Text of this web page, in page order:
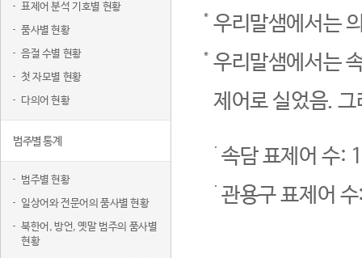
표제어 분석 기호별 현황
품사별 현황
음절 수별 현황
첫 자모별 현황
다의어 현황
범주별 통계
범주별 현황
일상어와 전문어의 품사별 현황
북한어, 방언, 옛말 범주의 품사별
현황
우리말샘에서는
우리말샘에서는
제어로 실었음.
속담 표제어 수:
관용구 표제어